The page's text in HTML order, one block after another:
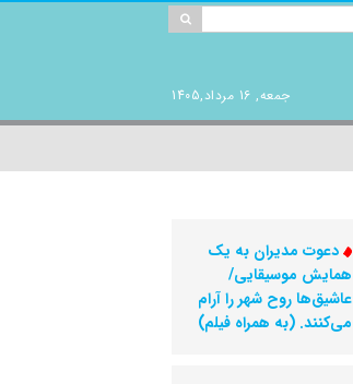
جمعه, 16 مرداد,1405
دعوت مدیران به یک
همایش موسیقایی/
عاشیق‌ها روح شهر را آرام
می‌کنند. (به همراه فیلم)